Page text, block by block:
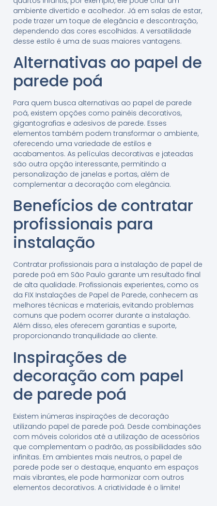
ambiente divertido e acolhedor. Já em salas de estar,
pode trazer um toque de elegância e descontração,
dependendo das cores escolhidas. A versatilidade
desse estilo é uma de suas maiores vantagens.
Alternativas ao papel de
parede poá
Para quem busca alternativas ao papel de parede
poá, existem opções como painéis decorativos,
gigantografias e adesivos de parede. Esses
elementos também podem transformar o ambiente,
oferecendo uma variedade de estilos e
acabamentos. As películas decorativas e jateadas
são outra opção interessante, permitindo a
personalização de janelas e portas, além de
complementar a decoração com elegância.
Benefícios de contratar
profissionais para
instalação
Contratar profissionais para a instalação de papel de
parede poá em São Paulo garante um resultado final
de alta qualidade. Profissionais experientes, como os
da FIX Instalações de Papel de Parede, conhecem as
melhores técnicas e materiais, evitando problemas
comuns que podem ocorrer durante a instalação.
Além disso, eles oferecem garantias e suporte,
proporcionando tranquilidade ao cliente.
Inspirações de
decoração com papel
de parede poá
Existem inúmeras inspirações de decoração
utilizando papel de parede poá. Desde combinações
com móveis coloridos até a utilização de acessórios
que complementam o padrão, as possibilidades são
infinitas. Em ambientes mais neutros, o papel de
parede pode ser o destaque, enquanto em espaços
mais vibrantes, ele pode harmonizar com outros
elementos decorativos. A criatividade é o limite!